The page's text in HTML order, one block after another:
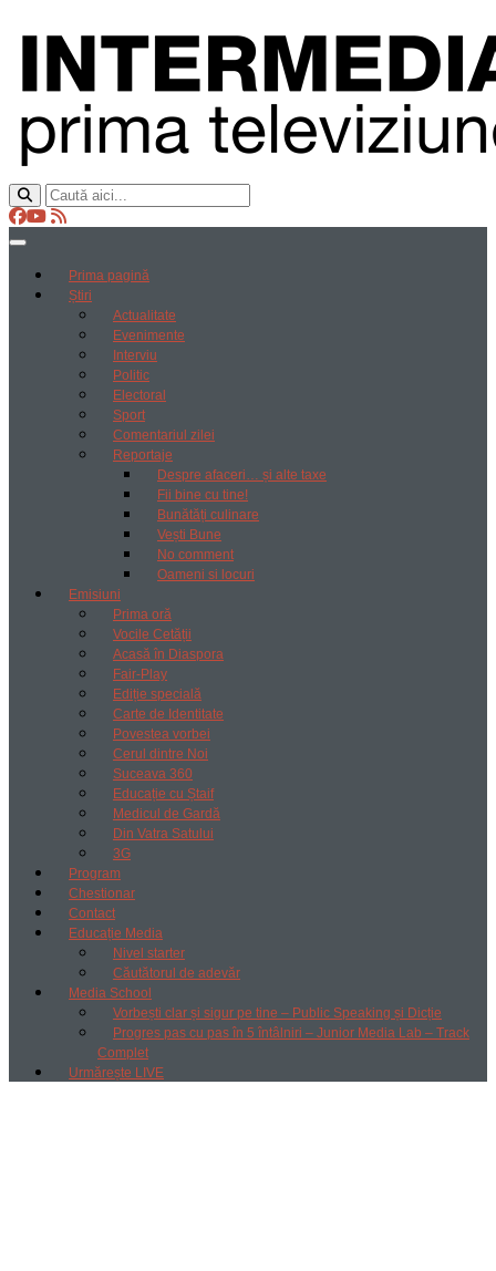
Prima pagină
Știri
Actualitate
Evenimente
Interviu
Politic
Electoral
Sport
Comentariul zilei
Reportaje
Despre afaceri… și alte taxe
Fii bine cu tine!
Bunătăți culinare
Vești Bune
No comment
Oameni si locuri
Emisiuni
Prima oră
Vocile Cetății
Acasă în Diaspora
Fair-Play
Ediție specială
Carte de Identitate
Povestea vorbei
Cerul dintre Noi
Suceava 360
Educație cu Ștaif
Medicul de Gardă
Din Vatra Satului
3G
Program
Chestionar
Contact
Educație Media
Nivel starter
Căutătorul de adevăr
Media School
Vorbești clar și sigur pe tine – Public Speaking și Dicție
Progres pas cu pas în 5 întâlniri – Junior Media Lab – Track
Complet
Urmărește LIVE